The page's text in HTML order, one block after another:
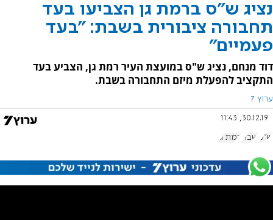
נציג ש"ס ברמת גן הצביעו בעד
תחבורה ציבורית בשבת: "בעד
פעמיים"
דוד מנחם, נציג ש"ס במועצת העיר רמת גן, הצביע בעד
התקציב להפעלת מיזם התחבורה בשבת.
ערוץ 7
30.12.19, 11:43
ש"ס שבת רמת גן